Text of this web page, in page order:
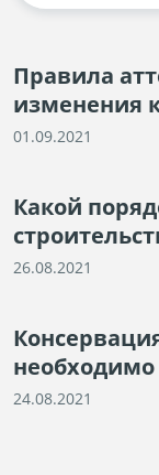
Правила
изменения
01.09.2021
Какой
26.08.2021
24.08.2021